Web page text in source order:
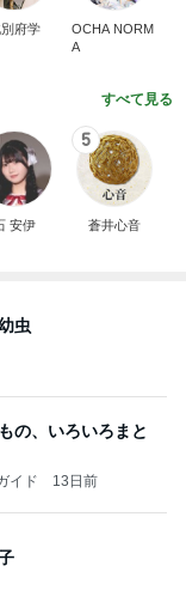
府学
OCHA NORM
A
すべて見る
安伊
5
蒼井心音
虫
の、いろいろまと
イド 13日前